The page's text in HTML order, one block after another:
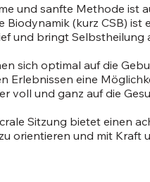
und sanfte Methode ist
Biodynamik (kurz CSB)
und bringt Selbstheilung
sich optimal auf die
Erlebnissen eine
voll und ganz auf die
Sitzung bietet einen
orientieren und mit Kraft